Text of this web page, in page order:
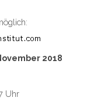
2018
Uhr